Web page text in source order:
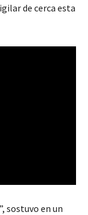
de cerca esta
sostuvo en un